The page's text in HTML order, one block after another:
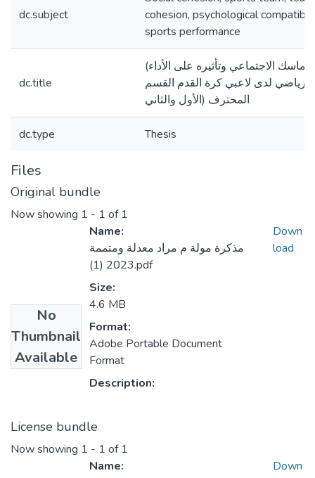
dc.subject
cohesion, psychological
sports performance
dc.title
(التماسك الاجتماعي وتأثيره على الأداء
الرياضي لدى لاعبي كرة القدم القسم
المحترف (الأول والثاني
dc.type Thesis
Files
Original bundle
Now showing 1 - 1 of 1
No
Thumbnail
Available
Name:
مذكرة مولة م مراد معدلة ومتممة
2023 (1).pdf
Size:
4.6 MB
Format:
Adobe Portable Document
Format
Description:
Down
load
License bundle
Now showing 1 - 1 of 1
Name:
Down